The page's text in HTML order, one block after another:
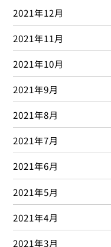
2021年12月
2021年11月
2021年10月
2021年9月
2021年8月
2021年7月
2021年6月
2021年5月
2021年4月
2021年3月